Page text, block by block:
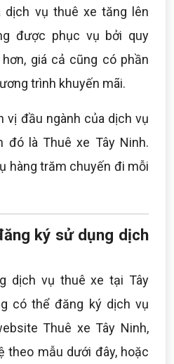
dịch vụ thuê xe tăng lên
được phục vụ bởi quy
giá cả cũng có phần
trình khuyến mãi.
vị đầu ngành của dịch vụ
đó là Thuê xe Tây Ninh.
hàng trăm chuyến đi mỗi
ký sử dụng dịch
dịch vụ thuê xe tại Tây
có thể đăng ký dịch vụ
Thuê xe Tây Ninh,
theo mẫu dưới đây, hoặc